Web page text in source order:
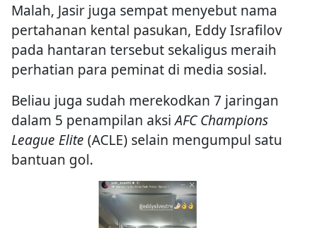
Malah, Jasir juga sempat menyebut nama
pertahanan kental pasukan, Eddy Israfilov
pada hantaran tersebut sekaligus meraih
perhatian para peminat di media sosial.
Beliau juga sudah merekodkan 7 jaringan
dalam 5 penampilan aksiAFC Champions
League Elite (ACLE) selain mengumpul satu
bantuan gol.